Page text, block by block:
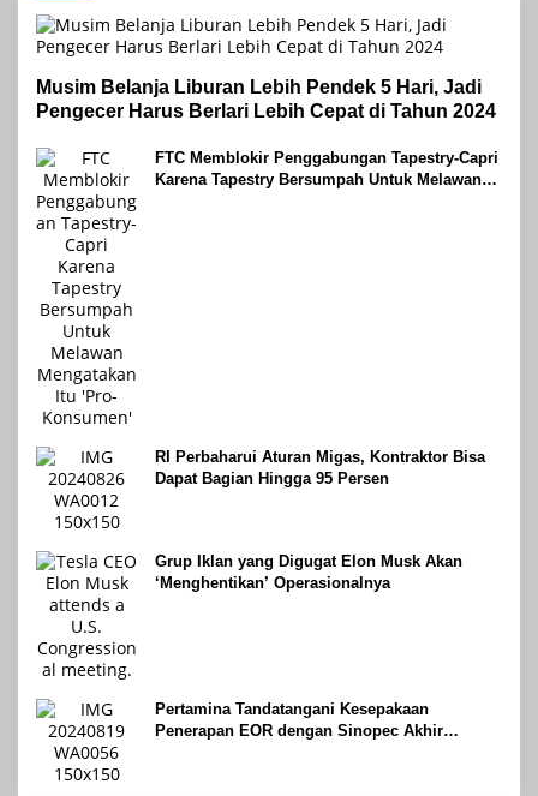
Musim Belanja Liburan Lebih Pendek 5 Hari, Jadi
Pengecer Harus Berlari Lebih Cepat di Tahun 2024
FTC Memblokir Penggabungan Tapestry-Capri
Karena Tapestry Bersumpah Untuk Melawan
RI Perbaharui Aturan Migas, Kontraktor Bisa
Dapat Bagian Hingga 95 Persen
Grup Iklan yang Digugat Elon Musk Akan
‘Menghentikan’ Operasionalnya
Pertamina Tandatangani Kesepakaan
Penerapan EOR dengan Sinopec Akhir